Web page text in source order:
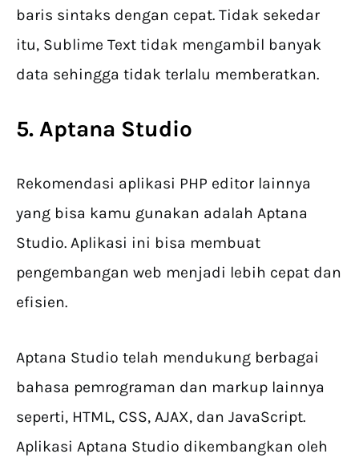
baris sintaks dengan cepat. Tidak sekedar
itu, Sublime Text tidak mengambil banyak
data sehingga tidak terlalu memberatkan.
5. Aptana Studio
Rekomendasi aplikasi PHP editor lainnya
yang bisa kamu gunakan adalah Aptana
Studio. Aplikasi ini bisa membuat
pengembangan web menjadi lebih cepat dan
efisien.
Aptana Studio telah mendukung berbagai
bahasa pemrograman dan markup lainnya
seperti, HTML, CSS, AJAX, dan JavaScript.
Aplikasi Aptana Studio dikembangkan oleh